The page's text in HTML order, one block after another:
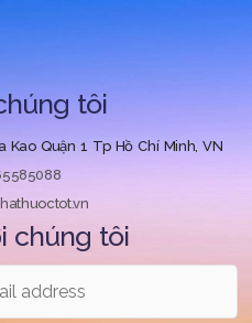
tôi
Quận 1 Tp Hồ Chí Minh, VN
chúng tôi